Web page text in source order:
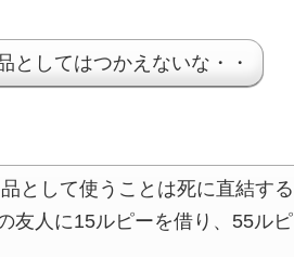
としてはつかえないな・・
として使うことは死に直結する
友人に15ルピーを借り、55ルピ